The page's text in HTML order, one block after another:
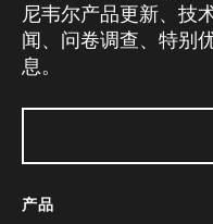
尼韦尔产品更新、技
闻、问卷调查、特别
息。
产品